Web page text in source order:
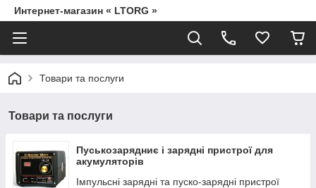
Интернет-магазин « LTORG »
Товари та послуги
Товари та послуги
Пуськозарядниє і зарядні пристрої для
акумуляторів
Імпульсні зарядні та пуско-зарядні пристрої